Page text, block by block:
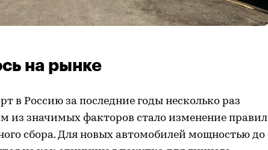
на рынке
в Россию за последние годы несколько раз
из значимых факторов стало изменение правил
сбора. Для новых автомобилей мощностью до